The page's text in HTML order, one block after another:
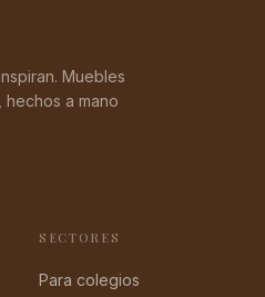
Muebles
hechos a mano
SECTORES
Para colegios